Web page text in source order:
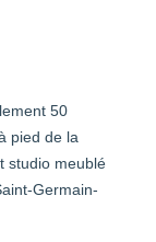
50
pied de la
studio meublé
Germain-